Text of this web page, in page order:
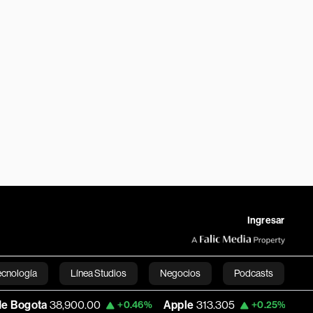
Ingresar
Línea Studios Negocios Podcasts
English+0.46% Apple 313.305 +0.25% USD COP